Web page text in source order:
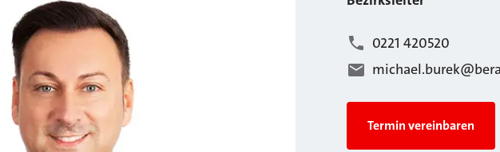
0221 420520
Termin vereinbaren